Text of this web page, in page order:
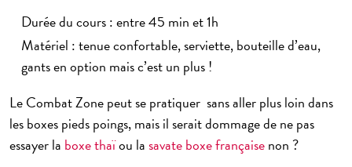
Durée du cours : entre 45 min et 1h
Matériel : tenue confortable, serviette, bouteille d’eau,
gants en option mais c’est un plus !
Le Combat Zone peut se pratiquer sans aller plus loin dans
les boxes pieds poings, mais il serait dommage de ne pas
essayer la boxe thaïou lasavate boxe françaisenon ?